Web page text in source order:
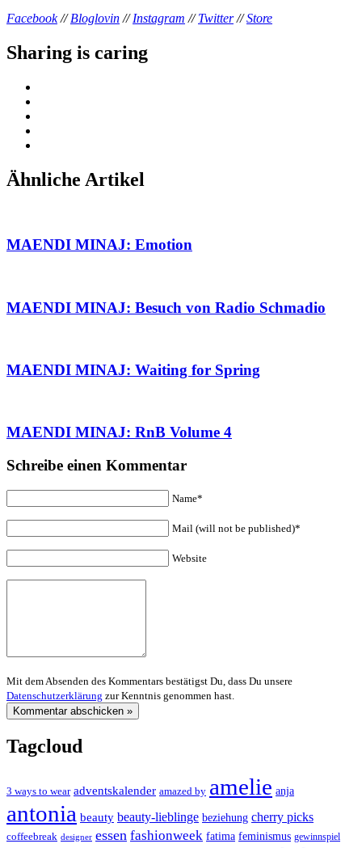
Facebook//Bloglovin //Instagram //Twitter//Store
Sharing is caring
Ähnliche Artikel
MAENDI MINAJ: Emotion
MAENDI MINAJ: Besuch von Radio Schmadio
MAENDI MINAJ: Waiting for Spring
MAENDI MINAJ: RnB Volume 4
Schreibe einen Kommentar
Name*
Mail (will not be published)*
Website
Mit dem Absenden des Kommentars bestätigst Du, dass Du unsere
Datenschutzerklärung zur Kenntnis genommen hast.
Tagcloud
3 ways to wear adventskalender amazed by amelie anja
antonia beauty beauty-lieblinge beziehung cherry picks
coffeebreak designer essen fashionweek fatima feminismus gewinnspiel